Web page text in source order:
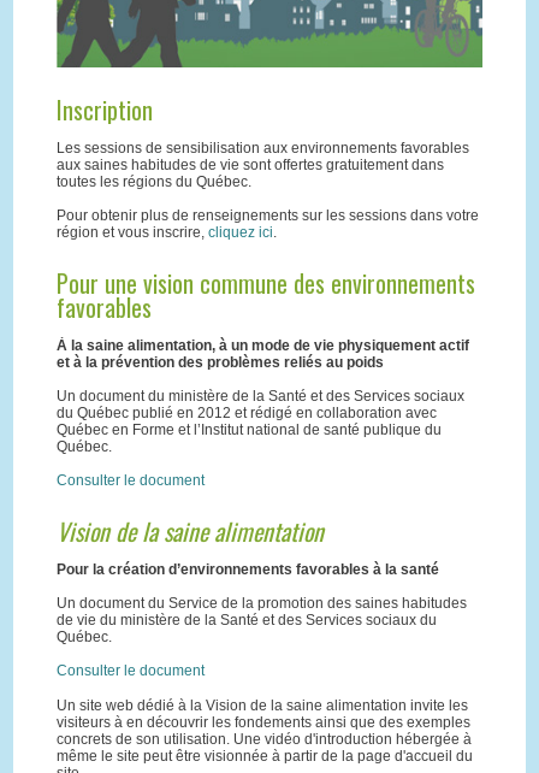
Inscription
Les sessions de sensibilisation aux environnements favorables
aux saines habitudes de vie sont offertes gratuitement dans
toutes les régions du Québec.
Pour obtenir plus de renseignements sur les sessions dans votre
région et vous inscrire, cliquez ici
Pour une vision commune des environnements
favorables
À la saine alimentation, à un mode de vie physiquement actif
et à la prévention des problèmes reliés au poids
Un document du ministère de la Santé et des Services sociaux
du Québec publié en 2012 et rédigé en collaboration avec
Québec en Forme et l’Institut national de santé publique du
Québec.
Consulter le document
Vision de la saine alimentation
Pour la création d’environnements favorables à la santé
Un document du Service de la promotion des saines habitudes
de vie du ministère de la Santé et des Services sociaux du
Québec.
Consulter le document
Un site web dédié à la Vision de la saine alimentation invite les
visiteurs à en découvrir les fondements ainsi que des exemples
concrets de son utilisation. Une vidéo d'introduction hébergée à
même le site peut être visionnée à partir de la page d'accueil du